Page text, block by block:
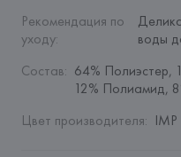
Рекомендация по
уходу:
воды
Состав: 64% Полиэстер,
12% Полиамид,
Цвет производителя: